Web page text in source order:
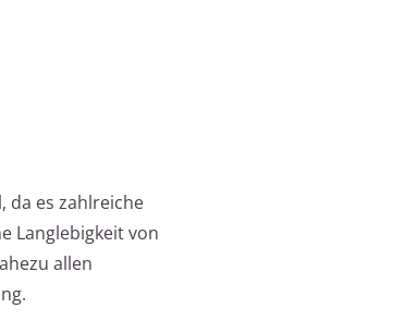
da es zahlreiche
Langlebigkeit von
allen